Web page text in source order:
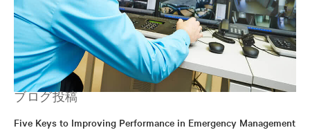
ブログ投稿
Five Keys to Improving Performance in Emergency Management